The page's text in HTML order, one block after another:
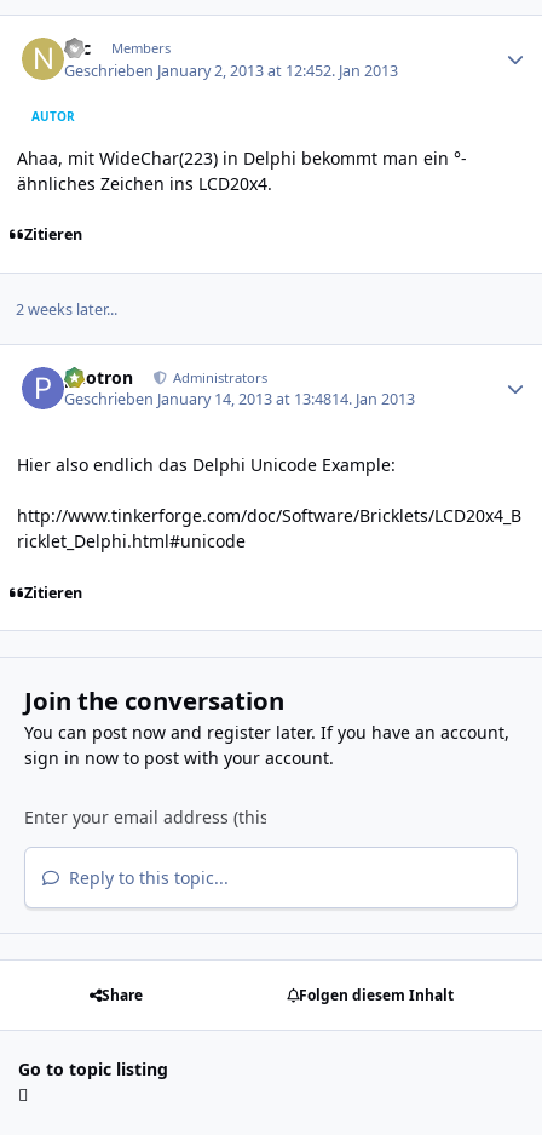
Nic Members
Geschrieben January 2, 2013 at 12:452. Jan 2013
AUTOR
Ahaa, mit WideChar(223) in Delphi bekommt man ein °-
ähnliches Zeichen ins LCD20x4.
Zitieren
2 weeks later...
photron Administrators
Geschrieben January 14, 2013 at 13:4814. Jan 2013
Hier also endlich das Delphi Unicode Example:
http://www.tinkerforge.com/doc/Software/Bricklets/LCD20x4_B
ricklet_Delphi.html#unicode
Zitieren
Join the conversation
You can post now and register later. If you have an account,
sign in nowto post with your account.
Reply to this topic...
Share Folgen diesem Inhalt
Go to topic listing